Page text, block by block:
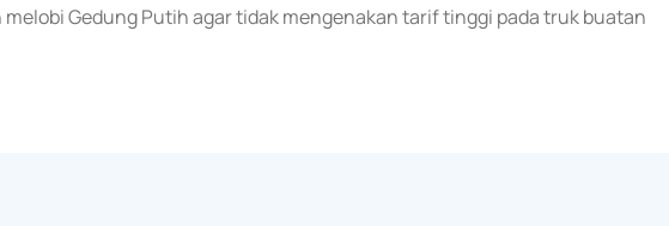
Gedung Putih agar tidak mengenakan tarif tinggi pada truk buatan